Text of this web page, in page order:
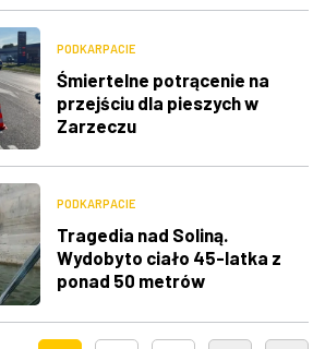
PODKARPACIE
Śmiertelne potrącenie na
przejściu dla pieszych w
Zarzeczu
PODKARPACIE
Tragedia nad Soliną.
Wydobyto ciało 45-latka z
ponad 50 metrów